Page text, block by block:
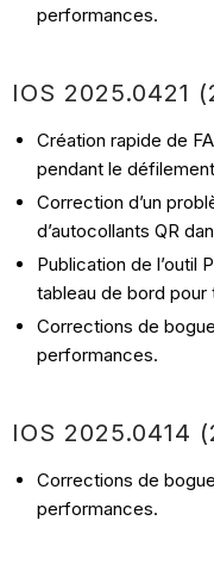
performances.
IOS 2025.0421
Création rapide de
pendant le
Correction d’un
d’autocollants QR
Publication de l’outil
tableau de bord pour
Corrections de
performances.
IOS 2025.0414
Corrections de
performances.